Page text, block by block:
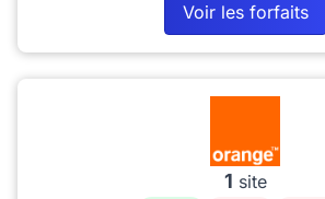
Voir les forfaits
1 site